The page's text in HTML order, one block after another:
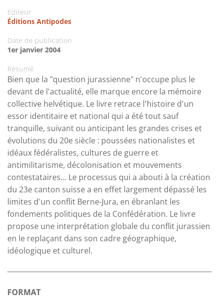
Editeur
Éditions Antipodes
Date de publication
1er janvier 2004
Résumé
Bien que la "question jurassienne" n'occupe plus le
devant de l'actualité, elle marque encore la mémoire
collective helvétique. Le livre retrace l'histoire d'un
essor identitaire et national qui a été tout sauf
tranquille, suivant ou anticipant les grandes crises et
évolutions du 20e siècle : poussées nationalistes et
idéaux fédéralistes, cultures de guerre et
antimilitarisme, décolonisation et mouvements
contestataires… Le processus qui a abouti à la création
du 23e canton suisse a en effet largement dépassé les
limites d'un conflit Berne-Jura, en ébranlant les
fondements politiques de la Confédération. Le livre
propose une interprétation globale du conflit jurassien
en le replaçant dans son cadre géographique,
idéologique et culturel.
FORMAT